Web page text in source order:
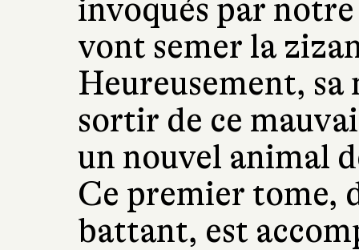
invoqués par
vont semer la
Heureusement, sa
sortir de ce
un nouvel animal
Ce premier tome,
battant, est